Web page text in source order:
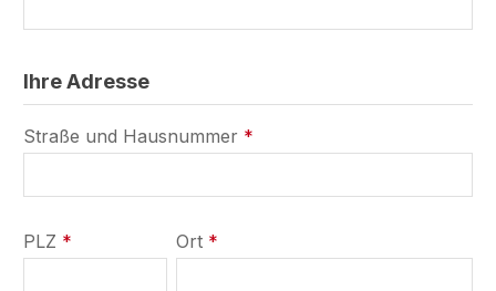
Ihre Adresse
Straße und Hausnummer *
PLZ * Ort *